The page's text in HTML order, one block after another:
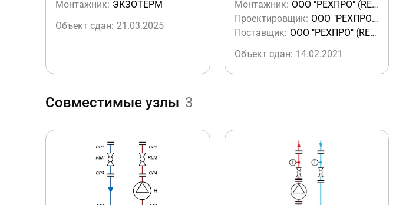
Монтажник: ЭКЗОТЕРМ
Объект сдан: 21.03.2025
Монтажник:
ООО "РЕХПРО" (REHPRO)
Проектировщик:
ООО "РЕХПРО" (REHPRO)
Поставщик:
ООО "РЕХПРО" (REHPRO)
Объект сдан: 14.02.2021
Совместимые узлы 3